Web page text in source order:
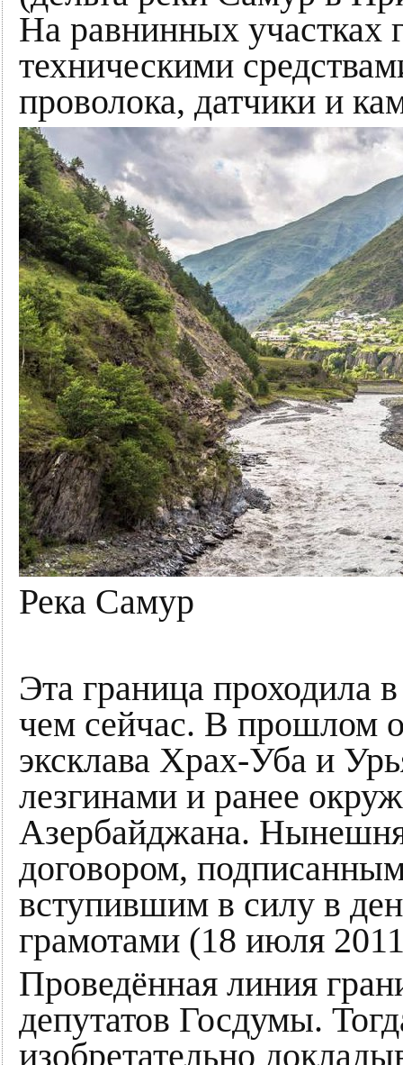
На равнинных участках
техническими
проволока, датчики и
Река Самур
Эта граница проходила
чем сейчас. В прошлом
эксклава Храх-Уба и
лезгинами и ранее
Азербайджана.
договором,
вступившим в силу в
грамотами (18 июля
Проведённая линия
депутатов Госдумы.
изобретательно